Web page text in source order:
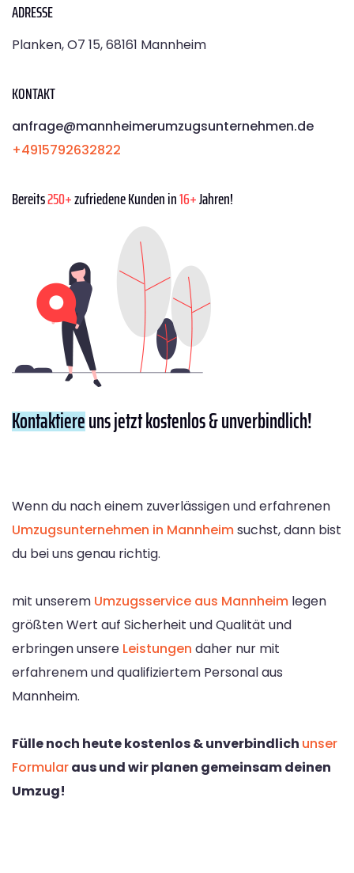
ADRESSE
Planken, O7 15, 68161 Mannheim
KONTAKT
anfrage@mannheimerumzugsunternehmen.de
+4915792632822
Bereits250+zufriedene Kunden in16+Jahren!
Kontaktiereuns jetzt kostenlos & unverbindlich!
Wenn du nach einem zuverlässigen und erfahrenen
Umzugsunternehmen in Mannheimsuchst, dann bist
du bei uns genau richtig.
mit unserem Umzugsservice aus Mannheim legen
größten Wert auf Sicherheit und Qualität und
erbringen unsere Leistungen daher nur mit
erfahrenem und qualifiziertem Personal aus
Mannheim.
Fülle noch heute kostenlos & unverbindlich unser
Formularaus und wir planen gemeinsam deinen
Umzug!